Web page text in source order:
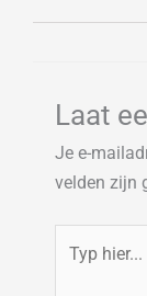
Laat
Je e-
velden zijn
hier...